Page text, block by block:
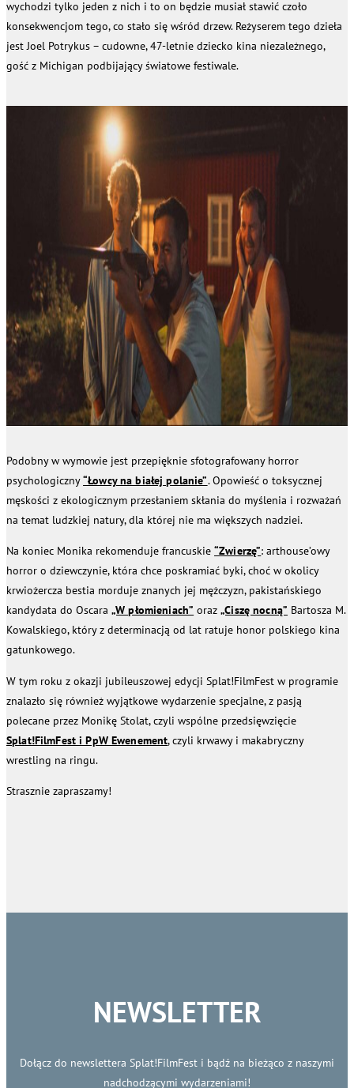
wychodzi tylko jeden z nich i to on będzie musiał stawić czoło
konsekwencjom tego, co stało się wśród drzew. Reżyserem tego dzieła
jest Joel Potrykus – cudowne, 47-letnie dziecko kina niezależnego,
gość z Michigan podbijający światowe festiwale.
Podobny w wymowie jest przepięknie sfotografowany horror
psychologiczny“Łowcy na białej polanie”. Opowieść o toksycznej
męskości z ekologicznym przesłaniem skłania do myślenia i rozważań
na temat ludzkiej natury, dla której nie ma większych nadziei.
Na koniec Monika rekomenduje francuskie “Zwierzę”: arthouse’owy
horror o dziewczynie, która chce poskramiać byki, choć w okolicy
krwiożercza bestia morduje znanych jej mężczyzn, pakistańskiego
kandydata do Oscara „W płomieniach” oraz„Ciszę nocną” Bartosza M.
Kowalskiego, który z determinacją od lat ratuje honor polskiego kina
gatunkowego.
W tym roku z okazji jubileuszowej edycji Splat!FilmFest w programie
znalazło się również wyjątkowe wydarzenie specjalne, z pasją
polecane przez Monikę Stolat, czyli wspólne przedsięwzięcie
Splat!FilmFest i PpW Ewenement, czyli krwawy i makabryczny
wrestling na ringu.
Strasznie zapraszamy!
NEWSLETTER
Dołącz do newslettera Splat!FilmFest i bądź na bieżąco z naszymi
nadchodzącymi wydarzeniami!